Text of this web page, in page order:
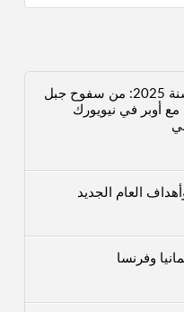
تجاربي الشخصية ورحلاتي لسنة 2025: من سفوح جبل
أوبر في نيويورك
وفرنسا